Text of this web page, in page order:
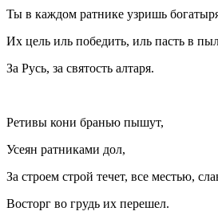
Ты в каждом ратнике узришь
Их цель иль победить, иль пасть в
За Русь, за святость алтаря.
Ретивы кони бранью пышут,
Усеян ратниками дол,
За строем строй течет, все местью,
Восторг во грудь их перешел.